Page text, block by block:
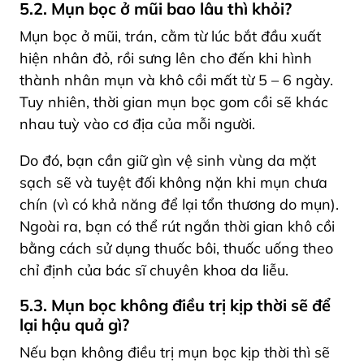
5.2. Mụn bọc ở mũi bao lâu thì khỏi?
Mụn bọc ở mũi, trán, cằm từ lúc bắt đầu xuất
hiện nhân đỏ, rồi sưng lên cho đến khi hình
thành nhân mụn và khô cồi mất từ 5 – 6 ngày.
Tuy nhiên, thời gian mụn bọc gom cồi sẽ khác
nhau tuỳ vào cơ địa của mỗi người.
Do đó, bạn cần giữ gìn vệ sinh vùng da mặt
sạch sẽ và tuyệt đối không nặn khi mụn chưa
chín (vì có khả năng để lại tổn thương do mụn).
Ngoài ra, bạn có thể rút ngắn thời gian khô cồi
bằng cách sử dụng thuốc bôi, thuốc uống theo
chỉ định của bác sĩ chuyên khoa da liễu.
5.3. Mụn bọc không điều trị kịp thời sẽ để
lại hậu quả gì?
Nếu bạn không điều trị mụn bọc kịp thời thì sẽ